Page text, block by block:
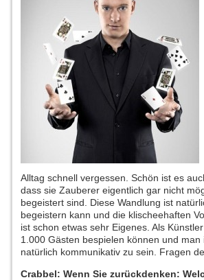
Alltag schnell vergessen. Schön ist es
dass sie Zauberer eigentlich gar nicht
begeistert sind. Diese Wandlung ist
begeistern kann und die klischeehaften
ist schon etwas sehr Eigenes. Als
1.000 Gästen bespielen können und
natürlich kommunikativ zu sein. Fragen
Crabbel: Wenn Sie zurückdenken: